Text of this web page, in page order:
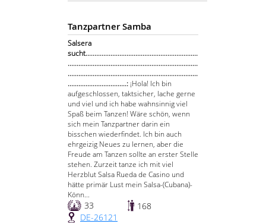
Tanzpartner Samba
Salsera
sucht...............................................................
.........................................................................
.........................................................................
.................................: ¡Hola! Ich bin
aufgeschlossen, taktsicher, lache gerne
und viel und ich habe wahnsinnig viel
Spaß beim Tanzen! Wäre schön, wenn
sich mein Tanzpartner darin ein
bisschen wiederfindet. Ich bin auch
ehrgeizig Neues zu lernen, aber die
Freude am Tanzen sollte an erster Stelle
stehen. Zurzeit tanze ich mit viel
Herzblut Salsa Rueda de Casino und
hätte primär Lust mein Salsa-(Cubana)-
Könn...
33
168
DE-26121